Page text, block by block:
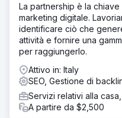
trovato gruppi di parole
possono portare vendite
cliente a concentrarsi su
quindi siamo stati in
parole chiave e
tutti i termini delle parole
Risultato
Di conseguenza: - Il
vendite al mese - Il terzo
La partnership è la
marketing digitale.
identificare ciò che
attività e fornire una
per raggiungerlo.
Attivo in: Italy
SEO, Gestione di
Servizi relativi alla
A partire da $2,500